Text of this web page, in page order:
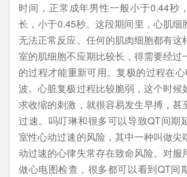
时间，正常成年男性一般小于0.44秒
长，小于0.45秒。这段期间里，心肌细
无法正常反应。任何的肌肉细胞都有这
室的肌细胞不应期比较长，得需要经过
的过程才能重新可用。复极的过程在
波。心脏复极过程比较脆弱，这个时候
求收缩的刺激，就很容易发生早搏，甚
过速。吗叮琳和很多可以导致QT间期
室性心动过速的风险，其中一种叫做尖
动过速的心律失常存在致命风险。对服
做心电图检查，很多都可以看到QT间